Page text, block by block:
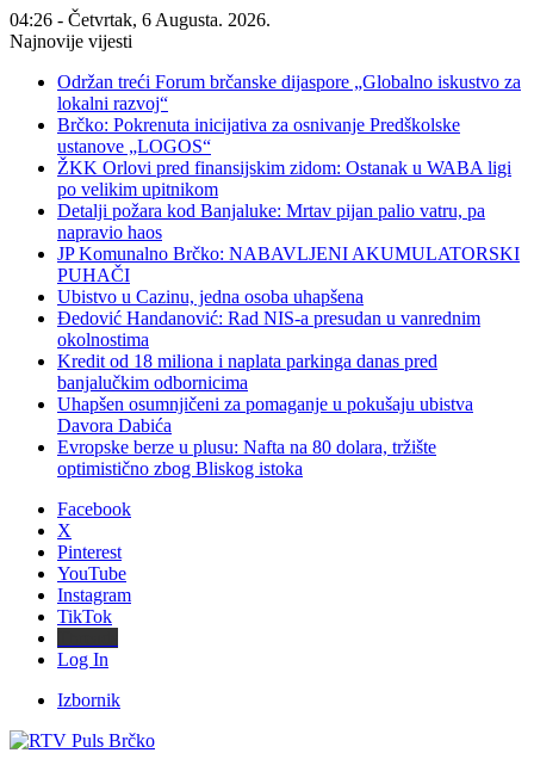
04:26 - Četvrtak, 6 Augusta. 2026.
Najnovije vijesti
Održan treći Forum brčanske dijaspore „Globalno iskustvo za
lokalni razvoj“
Brčko: Pokrenuta inicijativa za osnivanje Predškolske
ustanove „LOGOS“
ŽKK Orlovi pred finansijskim zidom: Ostanak u WABA ligi
po velikim upitnikom
Detalji požara kod Banjaluke: Mrtav pijan palio vatru, pa
napravio haos
JP Komunalno Brčko: NABAVLJENI AKUMULATORSKI
PUHAČI
Ubistvo u Cazinu, jedna osoba uhapšena
Đedović Handanović: Rad NIS-a presudan u vanrednim
okolnostima
Kredit od 18 miliona i naplata parkinga danas pred
banjalučkim odbornicima
Uhapšen osumnjičeni za pomaganje u pokušaju ubistva
Davora Dabića
Evropske berze u plusu: Nafta na 80 dolara, tržište
optimistično zbog Bliskog istoka
Facebook
X
Pinterest
YouTube
Instagram
TikTok
Log In
Izbornik